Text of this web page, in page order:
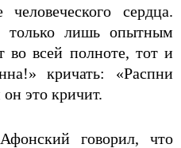
сердца.
только лишь опытным
во всей полноте, тот и
кричать: «Распни
это кричит.
говорил, что